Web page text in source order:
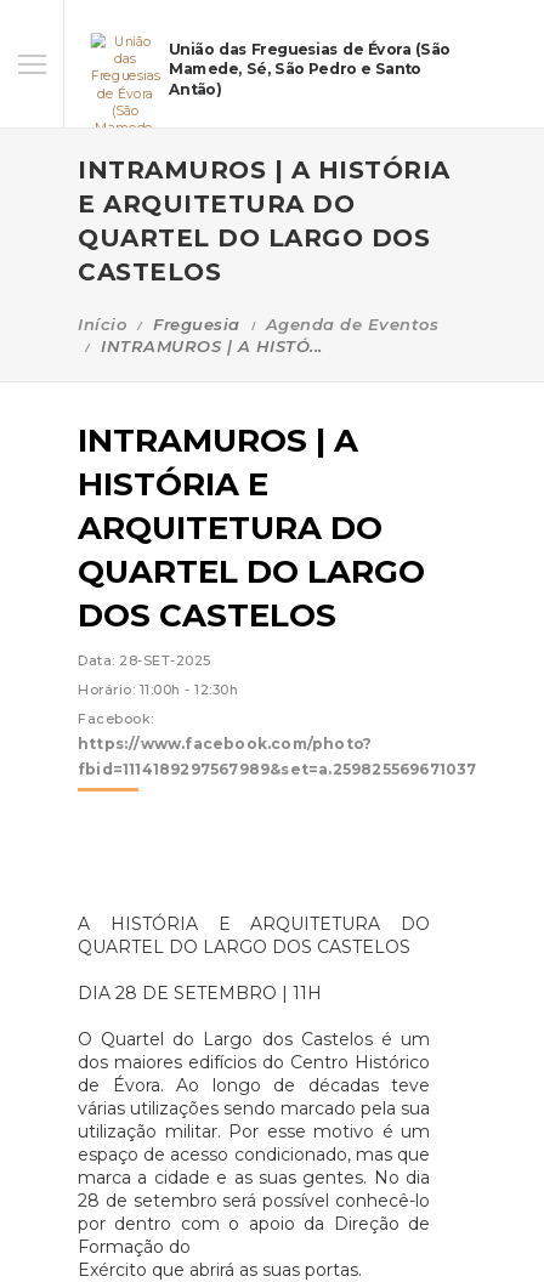
União das Freguesias de Évora (São
Mamede, Sé, São Pedro e Santo
Antão)
INTRAMUROS | A HISTÓRIA
E ARQUITETURA DO
QUARTEL DO LARGO DOS
CASTELOS
Início Freguesia
Agenda de Eventos
INTRAMUROS | A HISTÓ...
INTRAMUROS | A
HISTÓRIA E
ARQUITETURA DO
QUARTEL DO LARGO
DOS CASTELOS
Data: 28-SET-2025
Horário: 11:00h - 12:30h
Facebook:
https://www.facebook.com/photo?
fbid=1114189297567989&set=a.259825569671037
A HISTÓRIA E ARQUITETURA DO
QUARTEL DO LARGO DOS CASTELOS
DIA 28 DE SETEMBRO | 11H
O Quartel do Largo dos Castelos é um
dos maiores edifícios do Centro Histórico
de Évora. Ao longo de décadas teve
várias utilizações sendo marcado pela sua
utilização militar. Por esse motivo é um
espaço de acesso condicionado, mas que
marca a cidade e as suas gentes. No dia
28 de setembro será possível conhecê-lo
por dentro com o apoio da Direção de
Formação do
Exército que abrirá as suas portas.